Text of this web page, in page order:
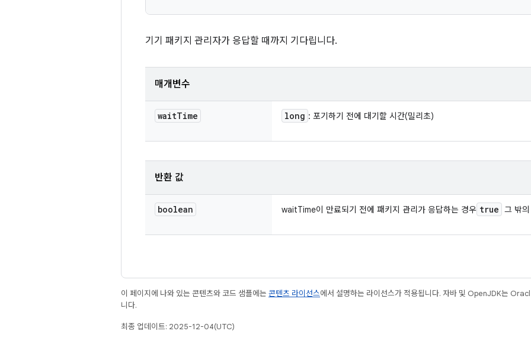
기기 패키지 관리자가 응답할 때까지 기다립니다.
매개변수
waitTime long : 포기하기 전에 대기할 시간(밀리초)
반환 값
boolean waitTime이 만료되기 전에 패키지 관리가 응답하는 경우 true 그 밖
이 페이지에 나와 있는 콘텐츠와 코드 샘플에는 콘텐츠 라이선스에서 설명하는 라이선스가 적용됩니다. 자바 및 OpenJDK는
니다.
최종 업데이트: 2025-12-04(UTC)